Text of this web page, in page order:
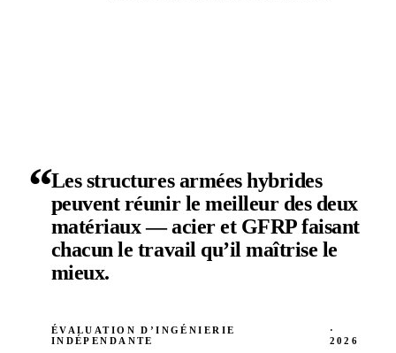
“Les structures armées hybrides
peuvent réunir le meilleur des deux
matériaux — acier et GFRP faisant
chacun le travail qu’il maîtrise le
mieux.
ÉVALUATION D’INGÉNIERIE
INDÉPENDANTE
·
2026